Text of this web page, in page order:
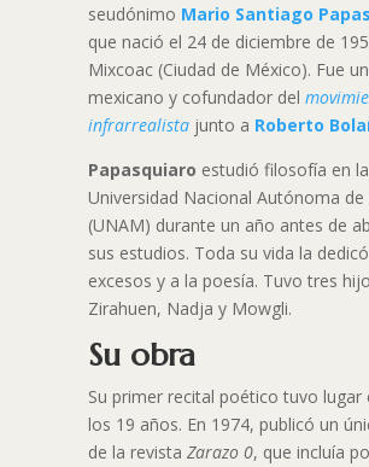
seudónimo Mario Santiago
que nació el 24 de diciembre de
Mixcoac (Ciudad de México). Fue
mexicano y cofundador del
infrarrealistajunto a Roberto
Papasquiaro estudió filosofía en la
Universidad Nacional Autónoma de
(UNAM) durante un año antes de
sus estudios. Toda su vida la
excesos y a la poesía. Tuvo tres
Zirahuen, Nadja y Mowgli.
Su obra
Su primer recital poético tuvo lugar
los 19 años. En 1974, publicó un
de la revista Zarazo 0, que incluía